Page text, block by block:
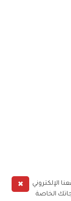
✖
الإلكتروني
الخاصة